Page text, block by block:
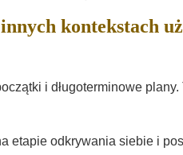
kontekstach
i długoterminowe
etapie odkrywania siebie i